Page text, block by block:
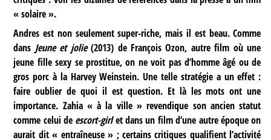
« solaire ».
Andres est non seulement super-riche, mais il est beau. Comme
dans Jeune et jolie(2013) de François Ozon, autre film où une
jeune fille sexy se prostitue, on ne voit pas d’homme âgé ou de
gros porc à la Harvey Weinstein. Une telle stratégie a un effet :
faire oublier de quoi il est question. Et là les mots ont une
importance. Zahia « à la ville » revendique son ancien statut
comme celui de escort-girlet dans un film d’une autre époque on
aurait dit « entraîneuse » ; certains critiques qualifient l’activité